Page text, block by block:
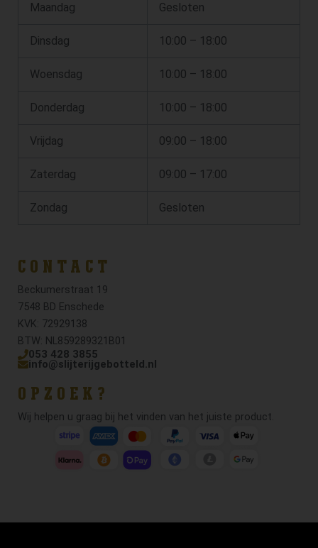
Maandag Gesloten
Dinsdag 10:00 – 18:00
Woensdag 10:00 – 18:00
Donderdag 10:00 – 18:00
Vrijdag 09:00 – 18:00
Zaterdag 09:00 – 17:00
Zondag Gesloten
CONTACT
Beckumerstraat 19
7548 BD Enschede
KVK: 72929138
BTW: NL859289321B01
053 428 3855
info@slijterijgebotteld.nl
OPZOEK?
Wij helpen u graag bij het vinden van het juiste product.